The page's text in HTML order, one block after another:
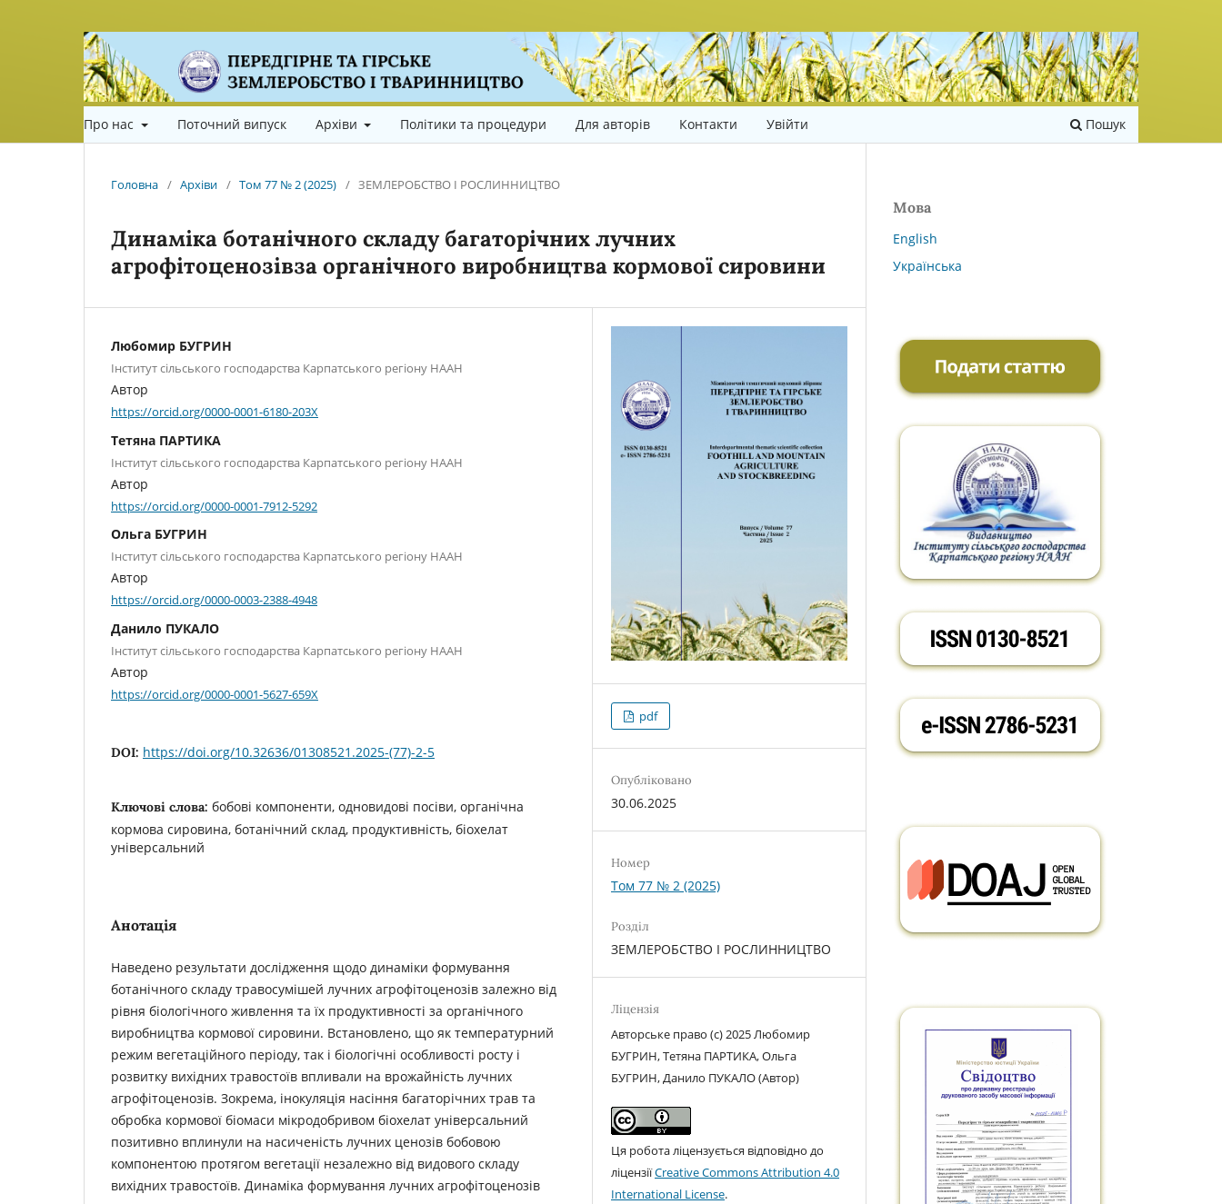
Про нас Поточний випуск Архіви Політики та процедури Для авторів Контакти Увійти Пошук
Головна / Архіви / Том 77 № 2 (2025) / ЗЕМЛЕРОБСТВО І РОСЛИННИЦТВО
Динаміка ботанічного складу багаторічних лучних
агрофітоценозівза органічного виробництва кормової сировини
Любомир БУГРИН
Інститут сільського господарства Карпатського регіону НААН
Автор
https://orcid.org/0000-0001-6180-203X
Тетяна ПАРТИКА
Інститут сільського господарства Карпатського регіону НААН
Автор
https://orcid.org/0000-0001-7912-5292
Ольга БУГРИН
Інститут сільського господарства Карпатського регіону НААН
Автор
https://orcid.org/0000-0003-2388-4948
Данило ПУКАЛО
Інститут сільського господарства Карпатського регіону НААН
Автор
https://orcid.org/0000-0001-5627-659X
DOI: https://doi.org/10.32636/01308521.2025-(77)-2-5
Ключові слова: бобові компоненти, одновидові посіви, органічна
кормова сировина, ботанічний склад, продуктивність, біохелат
універсальний
Анотація
Наведено результати дослідження щодо динаміки формування
ботанічного складу травосумішей лучних агрофітоценозів залежно від
рівня біологічного живлення та їх продуктивності за органічного
виробництва кормової сировини. Встановлено, що як температурний
режим вегетаційного періоду, так і біологічні особливості росту і
розвитку вихідних травостоїв впливали на врожайність лучних
агрофітоценозів. Зокрема, інокуляція насіння багаторічних трав та
обробка кормової біомаси мікродобривом біохелат універсальний
позитивно вплинули на насиченість лучних ценозів бобовою
компонентою протягом вегетації незалежно від видового складу
вихідних травостоїв. Динаміка формування лучних агрофітоценозів
pdf
Опубліковано
30.06.2025
Номер
Том 77 № 2 (2025)
Розділ
ЗЕМЛЕРОБСТВО І РОСЛИННИЦТВО
Ліцензія
Авторське право (c) 2025 Любомир
БУГРИН, Тетяна ПАРТИКА, Ольга
БУГРИН, Данило ПУКАЛО (Автор)
Ця робота ліцензується відповідно до
ліцензіїCreative Commons Attribution 4.0
International License.
Мова
English
Українська